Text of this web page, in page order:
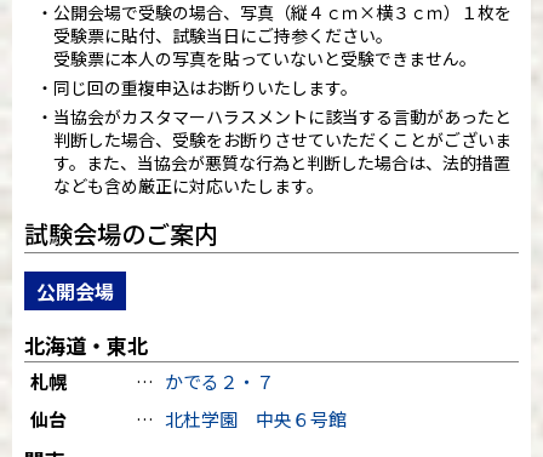
公開会場で受験の場合、写真（縦４ｃｍ×横３ｃｍ）１枚を
受験票に貼付、試験当日にご持参ください。
受験票に本人の写真を貼っていないと受験できません。
同じ回の重複申込はお断りいたします。
当協会がカスタマーハラスメントに該当する言動があったと
判断した場合、受験をお断りさせていただくことがございま
す。また、当協会が悪質な行為と判断した場合は、法的措置
なども含め厳正に対応いたします。
試験会場のご案内
公開会場
北海道・東北
札幌 … かでる２・７
仙台
… 北杜学園 中央６号館